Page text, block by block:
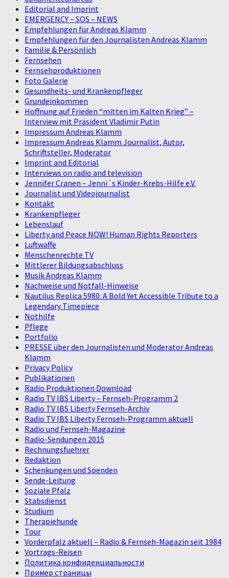
Editorial and Imprint
EMERGENCY – SOS – NEWS
Empfehlungen für Andreas Klamm
Empfehlungen für den Journalisten Andreas Klamm
Familie & Persönlich
Fernsehen
Fernsehproduktionen
Foto Galerie
Gesundheits- und Krankenpfleger
Grundeinkommen
Hoffnung auf Frieden “mitten im Kalten Krieg” –
Interview mit Präsident Vladimir Putin
Impressum Andreas Klamm
Impressum Andreas Klamm Journalist, Autor,
Schriftsteller, Moderator
Imprint and Editorial
Interviews on radio and television
Jennifer Cranen – Jenni´s Kinder-Krebs-Hilfe e.V.
Journalist und Videojournalist
Kontakt
Krankenpfleger
Lebenslauf
Liberty and Peace NOW! Human Rights Reporters
Luftwaffe
Menschenrechte TV
Mittlerer Bildungsabschluss
Musik Andreas Klamm
Nachweise und Notfall-Hinweise
Nautilus Replica 5980: A Bold Yet Accessible Tribute to a
Legendary Timepiece
Nothilfe
Pflege
Portfolio
PRESSE über den Journalisten und Moderator Andreas
Klamm
Privacy Policy
Publikationen
Radio Produktionen Download
Radio TV IBS Liberty – Fernseh-Programm 2
Radio TV IBS Liberty Fernseh-Archiv
Radio TV IBS Liberty Fernseh-Programm aktuell
Radio und Fernseh-Magazine
Radio-Sendungen 2015
Rechnungsfuehrer
Redaktion
Schenkungen und Spenden
Sende-Leitung
Soziale Pfalz
Stabsdienst
Studium
Therapiehunde
Tour
Vorderpfalz aktuell – Radio & Fernseh-Magazin seit 1984
Vortrags-Reisen
Политика конфиденциальности
Пример страницы